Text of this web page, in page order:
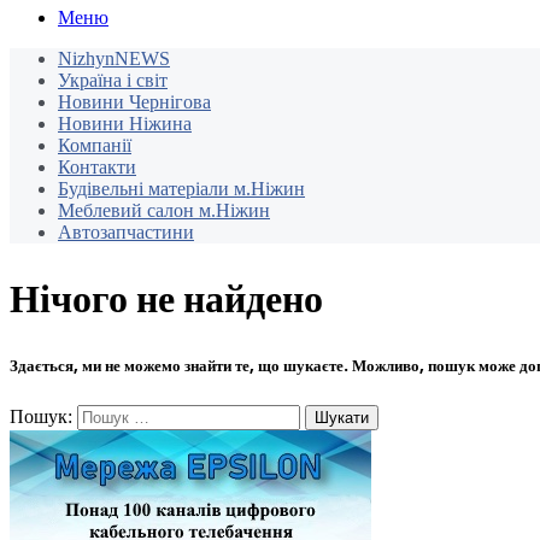
Меню
NizhynNEWS
Україна і світ
Новини Чернігова
Новини Ніжина
Компанії
Контакти
Будівельні матеріали м.Ніжин
Меблевий салон м.Ніжин
Автозапчастини
Нічого не найдено
Здається, ми не можемо знайти те, що шукаєте. Можливо, пошук може
Пошук: